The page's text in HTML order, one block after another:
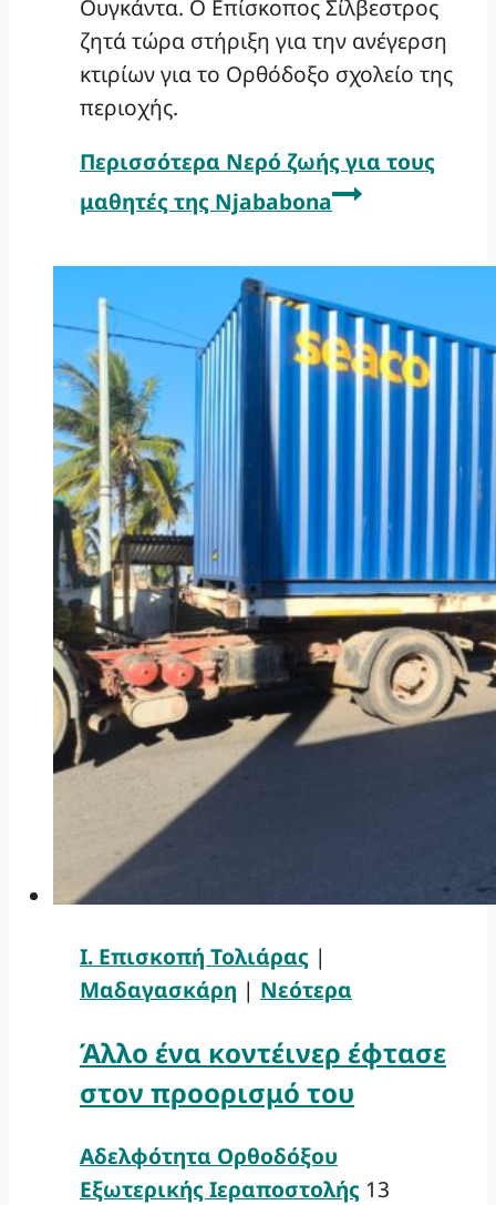
Ουγκάντα. Ο Επίσκοπος Σίλβεστρος
ζητά τώρα στήριξη για την ανέγερση
κτιρίων για το Ορθόδοξο σχολείο της
περιοχής.
Περισσότερα Νερό ζωής για τους
μαθητές της Njababona
Ι. Επισκοπή Τολιάρας |
Μαδαγασκάρη | Νεότερα
Άλλο ένα κοντέινερ έφτασε
στον προορισμό του
Αδελφότητα Ορθοδόξου
Εξωτερικής Ιεραποστολής 13